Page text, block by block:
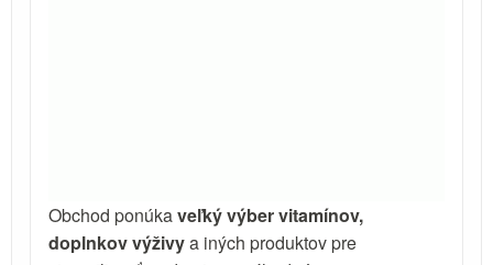
Obchod ponúkaveľký výber vitamínov,
doplnkov výživya iných produktov pre